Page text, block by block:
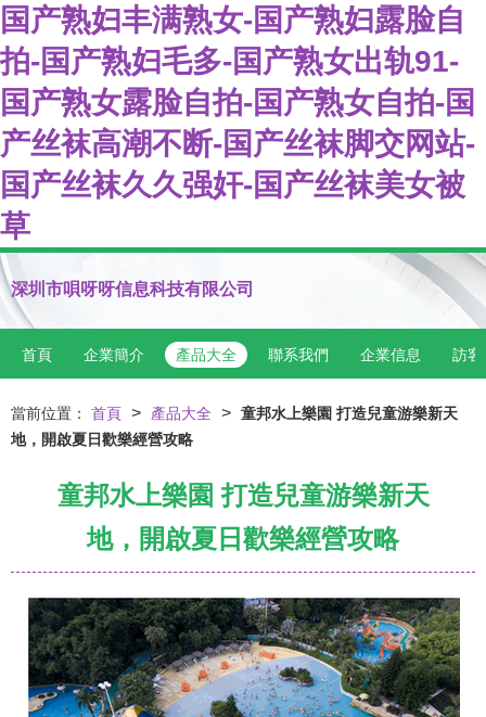
国产熟妇丰满熟女-国产熟妇露脸自
拍-国产熟妇毛多-国产熟女出轨91-
国产熟女露脸自拍-国产熟女自拍-国
产丝袜高潮不断-国产丝袜脚交网站-
国产丝袜久久强奸-国产丝袜美女被
草
深圳市唄呀呀信息科技有限公司
首頁 企業簡介 產品大全 聯系我們 企業信息 訪客
當前位置： 首頁 > 產品大全 > 童邦水上樂園 打造兒童游樂新天
地，開啟夏日歡樂經營攻略
童邦水上樂園 打造兒童游樂新天
地，開啟夏日歡樂經營攻略